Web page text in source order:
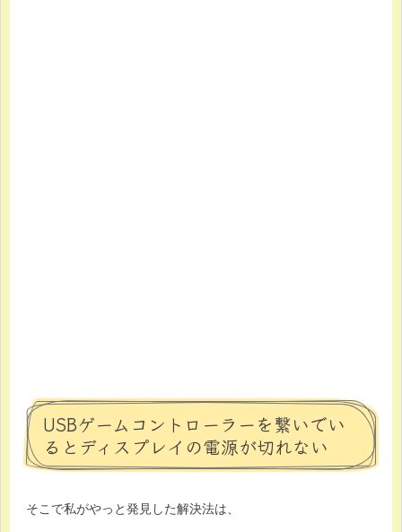
USBゲームコントローラーを繋いでい
るとディスプレイの電源が切れない
そこで私がやっと発見した解決法は、